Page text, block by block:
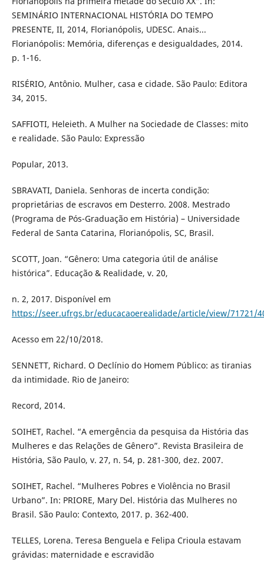
SEMINÁRIO INTERNACIONAL HISTÓRIA DO TEMPO
PRESENTE, II, 2014, Florianópolis, UDESC. Anais...
Florianópolis: Memória, diferenças e desigualdades, 2014.
p. 1-16.
RISÉRIO, Antônio. Mulher, casa e cidade. São Paulo: Editora
34, 2015.
SAFFIOTI, Heleieth. A Mulher na Sociedade de Classes: mito
e realidade. São Paulo: Expressão
Popular, 2013.
SBRAVATI, Daniela. Senhoras de incerta condição:
proprietárias de escravos em Desterro. 2008. Mestrado
(Programa de Pós-Graduação em História) – Universidade
Federal de Santa Catarina, Florianópolis, SC, Brasil.
SCOTT, Joan. “Gênero: Uma categoria útil de análise
histórica”. Educação & Realidade, v. 20,
n. 2, 2017. Disponível em
https://seer.ufrgs.br/educacaoerealidade/article/view/71721/
Acesso em 22/10/2018.
SENNETT, Richard. O Declínio do Homem Público: as tiranias
da intimidade. Rio de Janeiro:
Record, 2014.
SOIHET, Rachel. “A emergência da pesquisa da História das
Mulheres e das Relações de Gênero”. Revista Brasileira de
História, São Paulo, v. 27, n. 54, p. 281-300, dez. 2007.
SOIHET, Rachel. “Mulheres Pobres e Violência no Brasil
Urbano”. In: PRIORE, Mary Del. História das Mulheres no
Brasil. São Paulo: Contexto, 2017. p. 362-400.
TELLES, Lorena. Teresa Benguela e Felipa Crioula estavam
grávidas: maternidade e escravidão